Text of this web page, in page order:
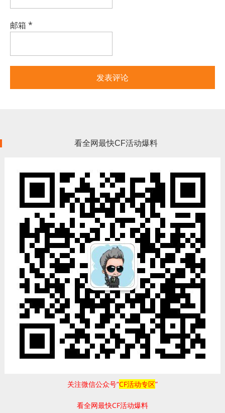
邮箱 *
看全网最快CF活动爆料
关注微信公众号“CF活动专区”
看全网最快CF活动爆料